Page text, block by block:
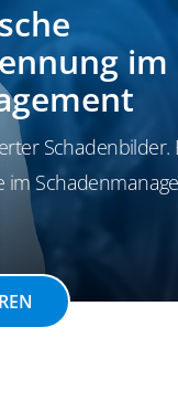
im
Schadenbilder.
im